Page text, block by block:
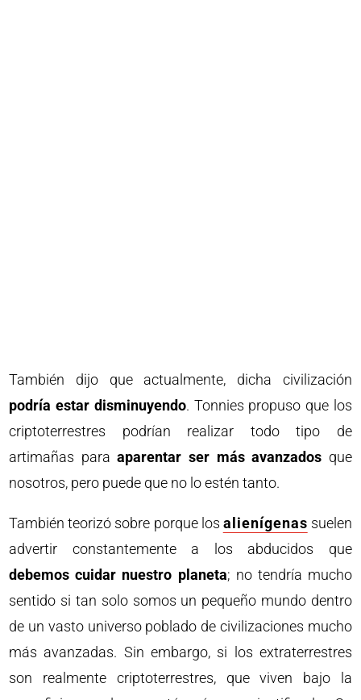
También dijo que actualmente, dicha civilización
podría estar disminuyendo. Tonnies propuso que los
criptoterrestres podrían realizar todo tipo de
artimañas paraaparentar ser más avanzados que
nosotros, pero puede que no lo estén tanto.
También teorizó sobre porque los alienígenas suelen
advertir constantemente a los abducidos que
debemos cuidar nuestro planeta; no tendría mucho
sentido si tan solo somos un pequeño mundo dentro
de un vasto universo poblado de civilizaciones mucho
más avanzadas. Sin embargo, si los extraterrestres
son realmente criptoterrestres, que viven bajo la